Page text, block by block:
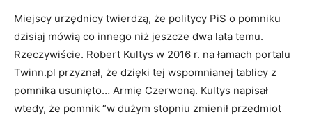
Miejscy urzędnicy twierdzą, że politycy PiS o pomniku
dzisiaj mówią co innego niż jeszcze dwa lata temu.
Rzeczywiście. Robert Kultys w 2016 r. na łamach portalu
Twinn.pl przyznał, że dzięki tej wspomnianej tablicy z
pomnika usunięto… Armię Czerwoną. Kultys napisał
wtedy, że pomnik “w dużym stopniu zmienił przedmiot